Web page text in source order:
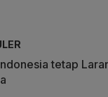
tetap